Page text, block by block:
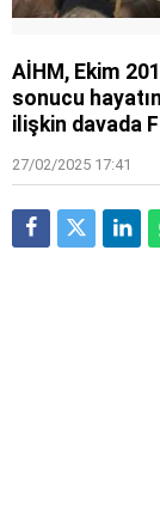
AİHM, Ekim
sonucu
ilişkin davada
27/02/2025 17:41